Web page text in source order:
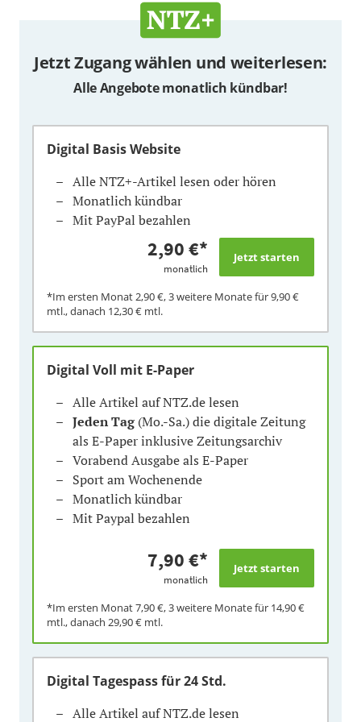
Jetzt Zugang wählen und weiterlesen:
Alle Angebote monatlich kündbar!
Digital Basis Website
Alle NTZ+-Artikel lesen oder hören
Monatlich kündbar
Mit PayPal bezahlen
2,90 €*
monatlich
*Im ersten Monat2,90 €, 3 weitere Monate für9,90 €
mtl., danach 12,30 € mtl.
Digital Voll mit E-Paper
Alle Artikel auf NTZ.de lesen
Jeden Tag(Mo.-Sa.) die digitale Zeitung
als E-Paper inklusive Zeitungsarchiv
Vorabend Ausgabe als E-Paper
Sport am Wochenende
Monatlich kündbar
Mit Paypal bezahlen
7,90 €*
monatlich
*Im ersten Monat7,90 €, 3 weitere Monate für 14,90 €
mtl., danach 29,90 € mtl.
Digital Tagespassfür 24 Std.
Alle Artikel auf NTZ.de lesen